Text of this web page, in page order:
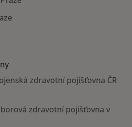
zdravotní pojišťovna ČR
zdravotní pojišťovna v